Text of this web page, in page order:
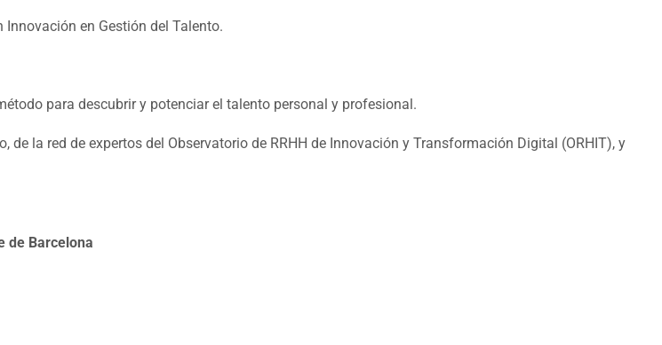
en Gestión del Talento.
para descubrir y potenciar el talento personal y profesional.
la red de expertos del Observatorio de RRHH de Innovación y Transformación Digital (ORHIT), y
de Barcelona